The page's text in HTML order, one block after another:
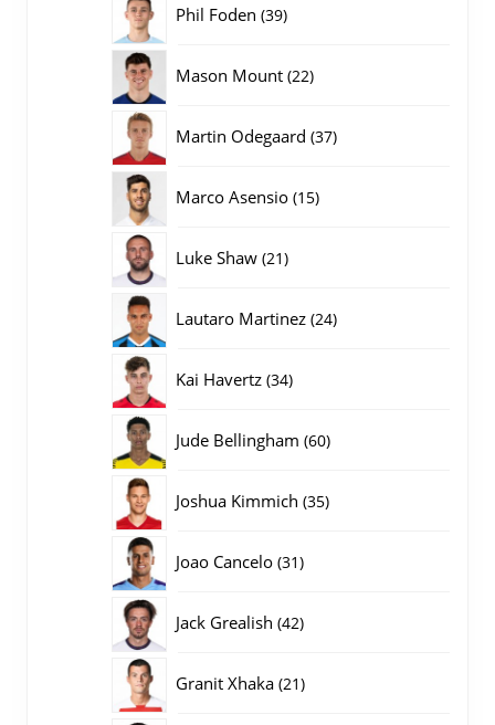
Phil Foden 3939
Mason Mount 2222
Martin Odegaard 3737
Marco Asensio 1515
Luke Shaw 2121
Lautaro Martinez 2424
Kai Havertz 3434
Jude Bellingham 6060
Joshua Kimmich 3535
Joao Cancelo 3131
Jack Grealish 4242
Granit Xhaka 2121